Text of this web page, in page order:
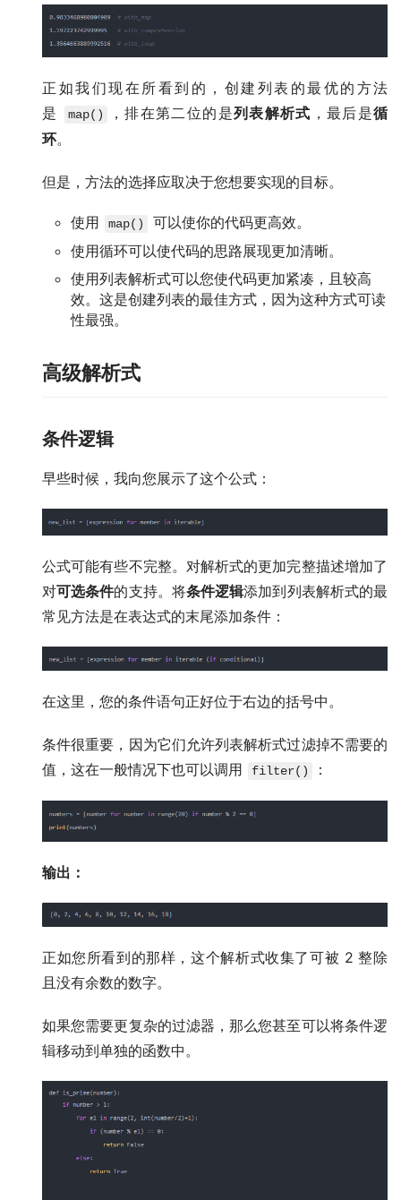
正如我们现在所看到的，创建列表的最优的方法
是
map() ，排在第二位的是列表解析式 ，最后是循
环。
但是，方法的选择应取决于您想要实现的目标。
使用 map()
可以使你的代码更高效。
使用循环可以使代码的思路展现更加清晰。
使用列表解析式可以您使代码更加紧凑，且较高
效。这是创建列表的最佳方式，因为这种方式可读
性最强。
高级解析式
条件逻辑
早些时候，我向您展示了这个公式：
公式可能有些不完整。对解析式的更加完整描述增加了
对可选条件的支持。将条件逻辑添加到列表解析式的最
常见方法是在表达式的末尾添加条件：
在这里，您的条件语句正好位于右边的括号中。
条件很重要，因为它们允许列表解析式过滤掉不需要的
值，这在一般情况下也可以调用
filter() ：
输出：
正如您所看到的那样，这个解析式收集了可被 2 整除
且没有余数的数字。
如果您需要更复杂的过滤器，那么您甚至可以将条件逻
辑移动到单独的函数中。